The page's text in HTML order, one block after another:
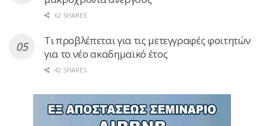
62 SHARES
Τι προβλέπεται για τις μετεγγραφές φοιτητών
για το νέο ακαδημαϊκό έτος
42 SHARES